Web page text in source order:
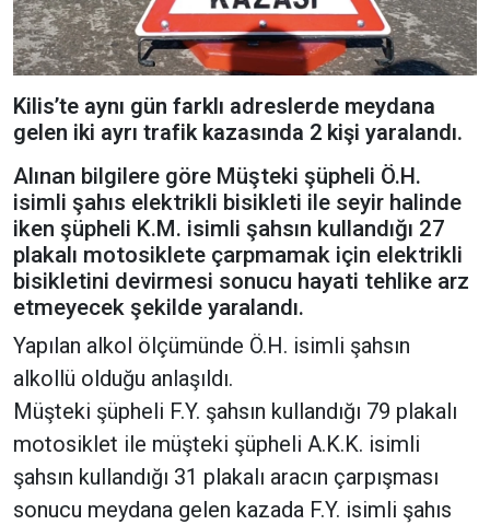
Kilis’te aynı gün farklı adreslerde meydana
gelen iki ayrı trafik kazasında 2 kişi yaralandı.
Alınan bilgilere göre Müşteki şüpheli Ö.H.
isimli şahıs elektrikli bisikleti ile seyir halinde
iken şüpheli K.M. isimli şahsın kullandığı 27
plakalı motosiklete çarpmamak için elektrikli
bisikletini devirmesi sonucu hayati tehlike arz
etmeyecek şekilde yaralandı.
Yapılan alkol ölçümünde Ö.H. isimli şahsın
alkollü olduğu anlaşıldı.
Müşteki şüpheli F.Y. şahsın kullandığı 79 plakalı
motosiklet ile müşteki şüpheli A.K.K. isimli
şahsın kullandığı 31 plakalı aracın çarpışması
sonucu meydana gelen kazada F.Y. isimli şahıs